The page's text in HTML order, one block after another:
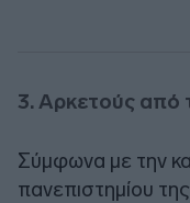
3. Αρκετούς από
Σύμφωνα με την
πανεπιστημίου της